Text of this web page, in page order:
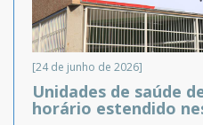
[24 de junho de 2026]
Unidades de saúde
horário estendido